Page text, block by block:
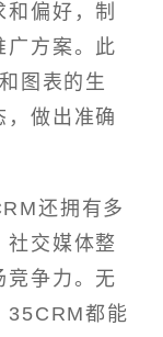
偏好，制
广方案。此
图表的生
，做出准确
还拥有多
社交媒体整
竞争力。无
35CRM都能